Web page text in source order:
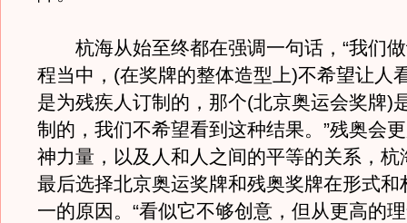
杭海从始至终都在强调一句话，“我们做
程当中，(在奖牌的整体造型上)不希望让人
是为残疾人订制的，那个(北京奥运会奖牌)
制的，我们不希望看到这种结果。”残奥会
神力量，以及人和人之间的平等的关系，杭
最后选择北京奥运奖牌和残奥奖牌在形式和
一的原因。“看似它不够创意，但从更高的